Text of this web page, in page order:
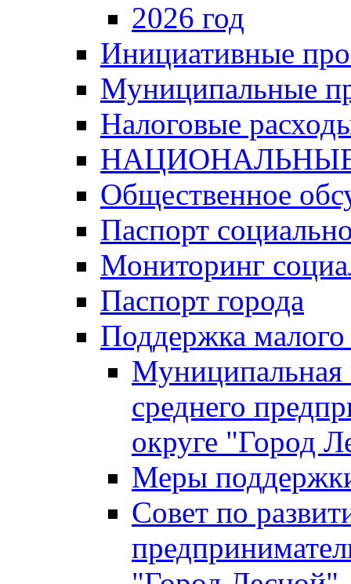
2026 год
Инициативные
Муниципальные
Налоговые
Общественное
Паспорт
Мониторинг
Паспорт города
Поддержка малого
Муниципальная
среднего
округе "Город
Меры
Совет по